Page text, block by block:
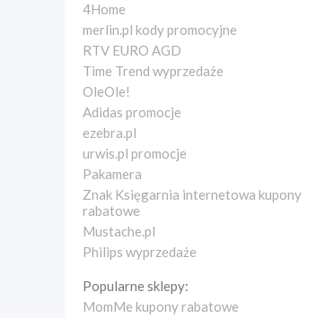
4Home
merlin.pl kody promocyjne
RTV EURO AGD
Time Trend wyprzedaże
OleOle!
Adidas promocje
ezebra.pl
urwis.pl promocje
Pakamera
Znak Księgarnia internetowa kupony
rabatowe
Mustache.pl
Philips wyprzedaże
Popularne sklepy:
MomMe kupony rabatowe